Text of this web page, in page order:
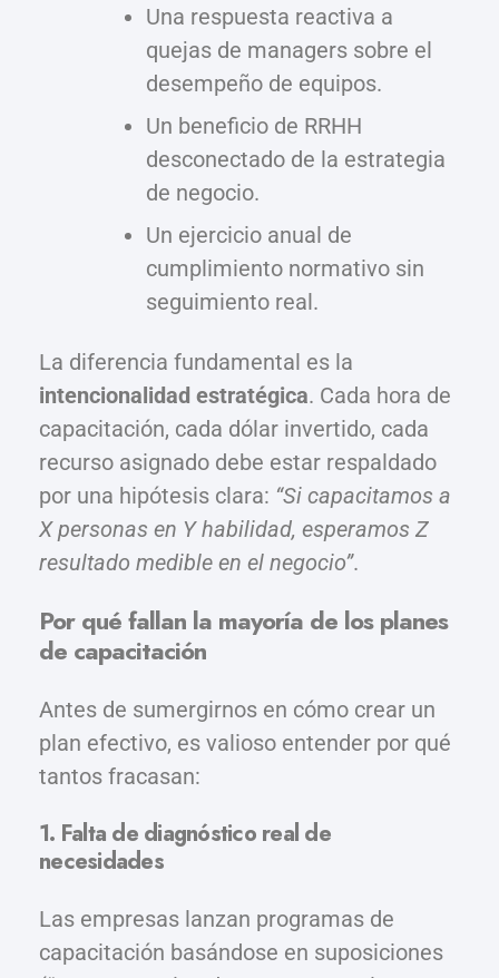
Una respuesta reactiva a
quejas de managers sobre el
desempeño de equipos.
Un beneficio de RRHH
desconectado de la estrategia
de negocio.
Un ejercicio anual de
cumplimiento normativo sin
seguimiento real.
La diferencia fundamental es la
intencionalidad estratégica. Cada hora de
capacitación, cada dólar invertido, cada
recurso asignado debe estar respaldado
por una hipótesis clara: “Si capacitamos a
X personas en Y habilidad, esperamos Z
resultado medible en el negocio”.
Por qué fallan la mayoría de los planes
de capacitación
Antes de sumergirnos en cómo crear un
plan efectivo, es valioso entender por qué
tantos fracasan:
1. Falta de diagnóstico real de
necesidades
Las empresas lanzan programas de
capacitación basándose en suposiciones